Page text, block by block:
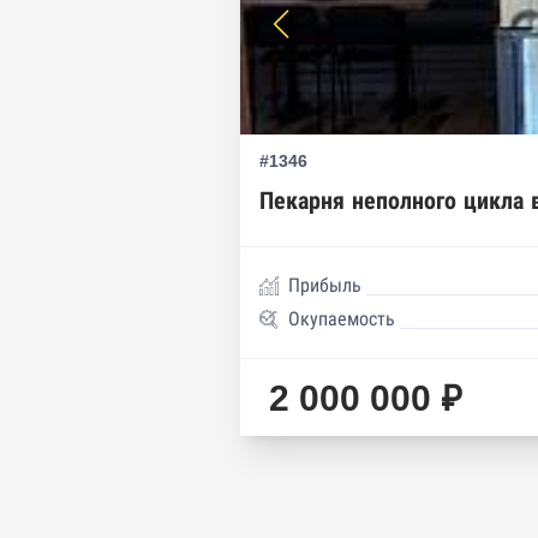
Реестр членов Торгово-
Реестр уведомлений о
Реестр недействительных
Единый реестр малого и
#1346
Пекарня неполного цикла
Прибыль
Окупаемость
2 000 000 ₽